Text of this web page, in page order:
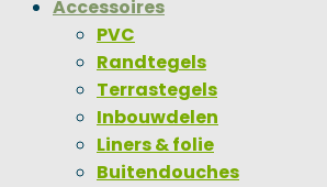
Accessoires
PVC
Randtegels
Terrastegels
Inbouwdelen
Liners & folie
Buitendouches